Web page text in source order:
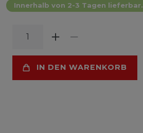
Innerhalb von 2-3 Tagen lieferbar.
IN DEN WARENKORB